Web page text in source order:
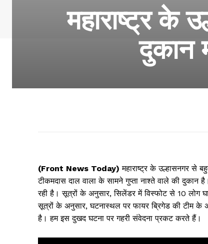
महाराष्ट्र के
दुकान
(Front News Today) महाराष्ट्र के उल्हासनगर से
टीकमदास दाल वाला के सामने गुप्ता नाश्ते वाले की
रही है। सूत्रों के अनुसार, सिलेंडर में विस्फोट से 10 लोग
सूत्रों के अनुसार, घटनास्थल पर फायर ब्रिगेड की टीम के
है। हम इस दुखद घटना पर गहरी संवेदना प्रकट करते हैं।